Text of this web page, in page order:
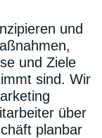
und
und Ziele
sind. Wir
über
planbar